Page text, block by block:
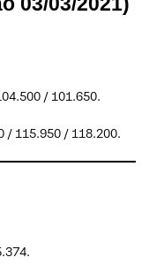
/ 101.650.
/ 115.950 / 118.200.